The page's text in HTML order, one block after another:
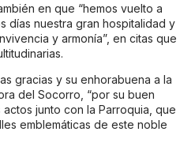
en que “hemos vuelto a
días nuestra gran hospitalidad y
y armonía”, en citas que
gracias y su enhorabuena a la
del Socorro, “por su buen
junto con la Parroquia, que
emblemáticas de este noble